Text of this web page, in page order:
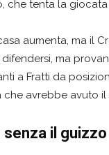
che tenta la
aumenta, ma il
ma
a Fratti da
avrebbe avuto
il